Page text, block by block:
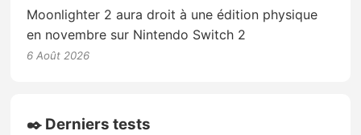
Moonlighter 2 aura droit à une édition physique
en novembre sur Nintendo Switch 2
6 Août 2026
✒️ Derniers tests